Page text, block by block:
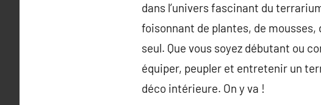
dans l’univers fascinant du
foisonnant de plantes, de
seul. Que vous soyez débutant ou
équiper, peupler et entretenir un
déco intérieure. On y va !